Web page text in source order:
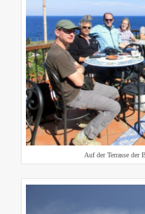
Auf der Terrasse